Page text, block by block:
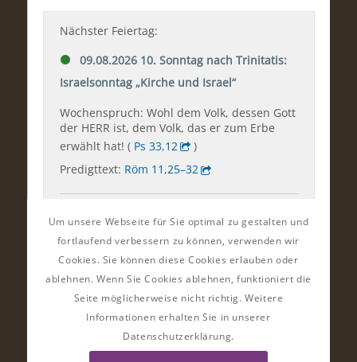
Um unsere Webseite für Sie optimal zu gestalten und
fortlaufend verbessern zu können, verwenden wir
Cookies. Sie können diese Cookies erlauben oder
ablehnen. Wenn Sie Cookies ablehnen, funktioniert die
Seite möglicherweise nicht richtig. Weitere
Informationen erhalten Sie in unserer
Datenschutzerklärung.